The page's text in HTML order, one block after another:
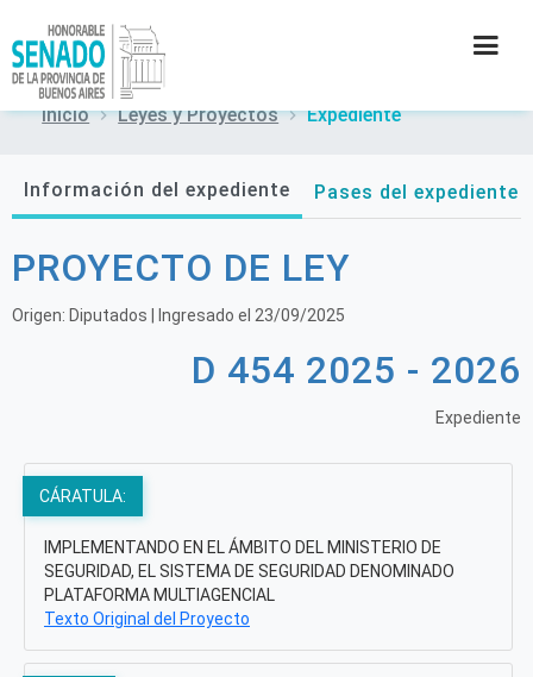
SECRETARÍAS
PRENSA
Inicio Leyes y Proyectos Expediente
Información del expediente Pases del expediente
PROYECTO DE LEY
Origen: Diputados | Ingresado el 23/09/2025
D 454 2025 - 2026
Expediente
CÁRATULA:
IMPLEMENTANDO EN EL ÁMBITO DEL MINISTERIO DE
SEGURIDAD, EL SISTEMA DE SEGURIDAD DENOMINADO
PLATAFORMA MULTIAGENCIAL
Texto Original del Proyecto